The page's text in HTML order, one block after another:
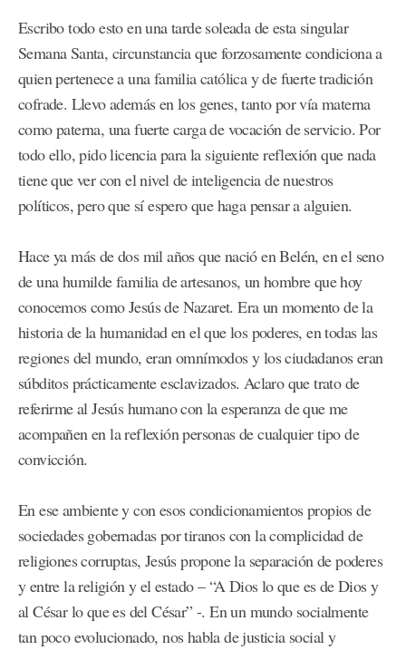
Escribo todo esto en una tarde soleada de esta singular
Semana Santa, circunstancia que forzosamente condiciona a
quien pertenece a una familia católica y de fuerte tradición
cofrade. Llevo además en los genes, tanto por vía materna
como paterna, una fuerte carga de vocación de servicio. Por
todo ello, pido licencia para la siguiente reflexión que nada
tiene que ver con el nivel de inteligencia de nuestros
políticos, pero que sí espero que haga pensar a alguien.
Hace ya más de dos mil años que nació en Belén, en el seno
de una humilde familia de artesanos, un hombre que hoy
conocemos como Jesús de Nazaret. Era un momento de la
historia de la humanidad en el que los poderes, en todas las
regiones del mundo, eran omnímodos y los ciudadanos eran
súbditos prácticamente esclavizados. Aclaro que trato de
referirme al Jesús humano con la esperanza de que me
acompañen en la reflexión personas de cualquier tipo de
convicción.
En ese ambiente y con esos condicionamientos propios de
sociedades gobernadas por tiranos con la complicidad de
religiones corruptas, Jesús propone la separación de poderes
y entre la religión y el estado – “A Dios lo que es de Dios y
al César lo que es del César” -. En un mundo socialmente
tan poco evolucionado, nos habla de justicia social y